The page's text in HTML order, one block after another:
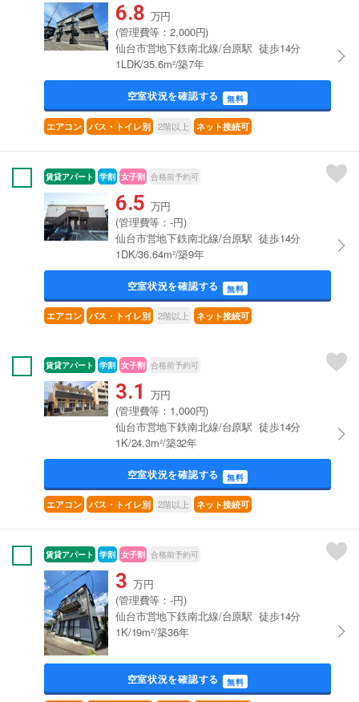
6.8 万円
(管理費等：2,000円)
仙台市営地下鉄南北線/台原駅 徒歩14分
1LDK/35.6m²/築7年
空室状況を確認する 無料
エアコン バス・トイレ別 2階以上 ネット接続可
賃貸アパート 学割 女子割 合格前予約可
6.5 万円
(管理費等：-円)
仙台市営地下鉄南北線/台原駅 徒歩14分
1DK/36.64m²/築9年
空室状況を確認する 無料
エアコン バス・トイレ別 2階以上 ネット接続可
賃貸アパート 学割 女子割 合格前予約可
3.1 万円
(管理費等：1,000円)
仙台市営地下鉄南北線/台原駅 徒歩14分
1K/24.3m²/築32年
空室状況を確認する 無料
エアコン バス・トイレ別 2階以上 ネット接続可
賃貸アパート 学割 女子割 合格前予約可
3 万円
(管理費等：-円)
仙台市営地下鉄南北線/台原駅 徒歩14分
1K/19m²/築36年
空室状況を確認する 無料